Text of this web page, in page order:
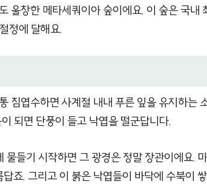
울창한 메타세쿼이아 숲이에요. 이 숲은 국내
정에 달해요.
침엽수하면 사계절 내내 푸른 잎을 유지하는
되면 단풍이 들고 낙엽을 떨군답니다.
들기 시작하면 그 광경은 정말 장관이에요.
죠. 그리고 이 붉은 낙엽들이 바닥에 수북이